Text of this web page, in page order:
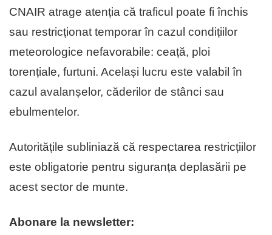
CNAIR atrage atenția că traficul poate fi închis
sau restricționat temporar în cazul condițiilor
meteorologice nefavorabile: ceață, ploi
torențiale, furtuni. Același lucru este valabil în
cazul avalanșelor, căderilor de stânci sau
ebulmentelor.
Autoritățile subliniază că respectarea restricțiilor
este obligatorie pentru siguranța deplasării pe
acest sector de munte.
Abonare la newsletter: